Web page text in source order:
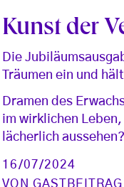
Kunst der
Die
Träumen ein und
Dramen des
im wirklichen
lächerlich
16/07/2024
VON GASTBEITRAG